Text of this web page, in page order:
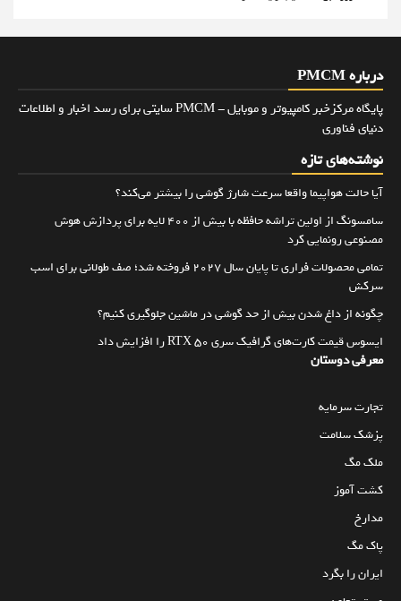
درباره PMCM
پایگاه مرکزخبر کامپیوتر و موبایل - PMCM سایتی برای رسد اخبار و اطلاعات
دنیای فناوری
نوشته‌های تازه
آیا حالت هواپیما واقعا سرعت شارژ گوشی را بیشتر می‌کند؟
سامسونگ از اولین تراشه حافظه با بیش از ۴۰۰ لایه برای پردازش هوش
مصنوعی رونمایی کرد
تمامی محصولات فراری تا پایان سال ۲۰۲۷ فروخته شد؛ صف طولانی برای اسب
سرکش
چگونه از داغ شدن بیش از حد گوشی در ماشین جلوگیری کنیم؟
ایسوس قیمت کارت‌های گرافیک سری RTX 50 را افزایش داد
معرفی دوستان
تجارت سرمایه
پزشک سلامت
ملک مگ
کشت آموز
مدارخ
پاک مگ
ایران را بگرد